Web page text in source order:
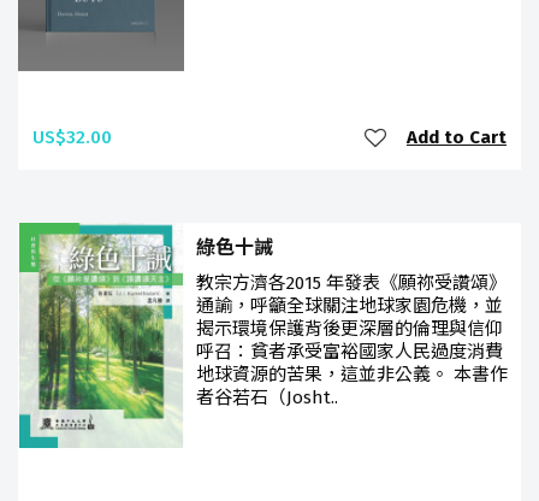
US$32.00 Add to Cart
綠色十誡
教宗方濟各2015 年發表《願祢受讚頌》
通諭，呼籲全球關注地球家園危機，並
揭示環境保護背後更深層的倫理與信仰
呼召：貧者承受富裕國家人民過度消費
地球資源的苦果，這並非公義。 本書作
者谷若石（Josht..